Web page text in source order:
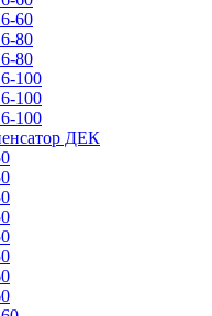
60
80
80
100
100
100
ДЕК